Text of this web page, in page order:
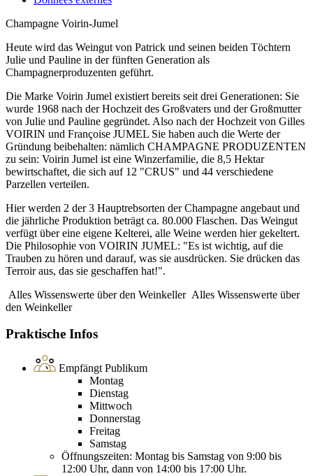
Champagne Voirin-Jumel
Heute wird das Weingut von Patrick und seinen beiden Töchtern
Julie und Pauline in der fünften Generation als
Champagnerproduzenten geführt.
Die Marke Voirin Jumel existiert bereits seit drei Generationen: Sie
wurde 1968 nach der Hochzeit des Großvaters und der Großmutter
von Julie und Pauline gegründet. Also nach der Hochzeit von Gilles
VOIRIN und Françoise JUMEL Sie haben auch die Werte der
Gründung beibehalten: nämlich CHAMPAGNE PRODUZENTEN
zu sein: Voirin Jumel ist eine Winzerfamilie, die 8,5 Hektar
bewirtschaftet, die sich auf 12 "CRUS" und 44 verschiedene
Parzellen verteilen.
Hier werden 2 der 3 Hauptrebsorten der Champagne angebaut und
die jährliche Produktion beträgt ca. 80.000 Flaschen. Das Weingut
verfügt über eine eigene Kelterei, alle Weine werden hier gekeltert.
Die Philosophie von VOIRIN JUMEL: "Es ist wichtig, auf die
Trauben zu hören und darauf, was sie ausdrücken. Sie drücken das
Terroir aus, das sie geschaffen hat!".
Alles Wissenswerte über den Weinkeller Alles Wissenswerte über
den Weinkeller
Praktische Infos
Empfängt Publikum
Montag
Dienstag
Mittwoch
Donnerstag
Freitag
Samstag
Öffnungszeiten: Montag bis Samstag von 9:00 bis
12:00 Uhr, dann von 14:00 bis 17:00 Uhr.